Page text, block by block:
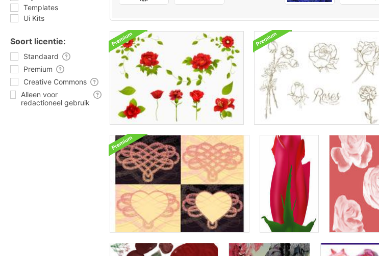
Templates
Ui Kits
Soort licentie:
Standaard
Premium
Creative Commons
Alleen voor
redactioneel gebruik